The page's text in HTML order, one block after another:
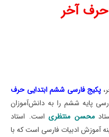
آخر
پکیج فارسی ششم ابتدایی حرف
پایه ششم را به دانش‌آموزان
محسن منتظریاست. استاد
آموزش ادبیات فارسی است که با